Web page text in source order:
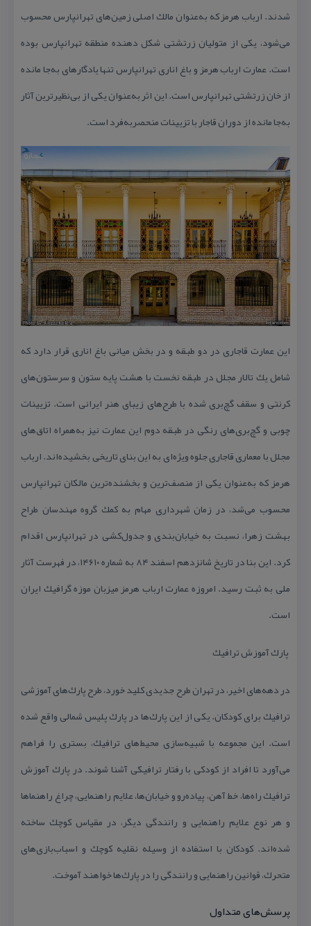
شدند. ارباب هرمز كه به‌عنوان مالك اصلی زمین‌های تهرانپارس محسوب
می‌شود، یكی از متولیان زرتشتی شكل دهنده‌ منطقه‌ تهرانپارس بوده
است. عمارت ارباب هرمز و باغ اناری تهرانپارس تنها یادگارهای به‌جا مانده
از خان زرتشتی تهرانپارس است. این اثر به‌عنوان یكی از بی‌نظیرترین آثار
به‌جا مانده از دوران قاجار با تزیینات منحصربه‌فرد است.
این عمارت قاجاری در دو طبقه و در بخش میانی باغ اناری قرار دارد كه
شامل یك تالار مجلل در طبقه‌ نخست با هشت پایه ستون و سرستون‌های
كرنتی و سقف گچ‌بری شده با طرح‌های زیبای هنر ایرانی است. تزیینات
چوبی و گچ‌بری‌های رنگی در طبقه‌ دوم این عمارت نیز به‌همراه اتاق‌های
مجلل با معماری قاجاری جلوه‌ ویژه‌ای به این بنای تاریخی بخشیده‌اند. ارباب
هرمز كه به‌عنوان یكی از منصف‌ترین و بخشنده‌ترین مالكان تهرانپارس
محسوب می‌شد، در زمان شهرداری مهام به كمك گروه مهندسان طراح
بهشت‌ زهرا، نسبت به خیابان‌بندی و جدول‌كشی در تهرانپارس اقدام
كرد. این بنا در تاریخ شانزدهم اسفند ۸۴ به شماره ۱۴۶۱۰، در فهرست آثار
ملی به ثبت رسید. امروزه عمارت ارباب هرمز میزبان موزه گرافیك ایران
است.
پارك آموزش ترافیك
در دهه‌های اخیر، در تهران طرح جدیدی كلید خورد، طرح پارك‌های آموزشی
ترافیك برای كودكان. یكی از این پارك‌ها در پارك پلیس شمالی واقع شده
است. این مجموعه با شبیه‌سازی محیط‌های ترافیك، بستری را فراهم
می‌آورد تا افراد از كودكی با رفتار ترافیكی آشنا شوند. در پارك آموزش
ترافیك راه‌ها، خط‌ آهن‌، پیاده‌‌رو و خیابان‌ها، علایم‌ راهنمایی‌، چراغ‌ راهنماها
و هر نوع علایم راهنمایی و رانندگی دیگر، در مقیاس‌ كوچك ساخته‌
شده‌اند. كودكان با استفاده از وسیله‌ نقلیه‌ كوچك و اسباب‌بازی‌های
متحرك، قوانین راهنمایی و رانندگی را در پارك‌ها خواهند آموخت.
پرسش‌های متداول